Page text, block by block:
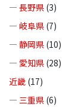
— 長野県 (3)
— 岐阜県 (7)
— 静岡県 (10)
— 愛知県 (28)
近畿 (17)
— 三重県 (6)